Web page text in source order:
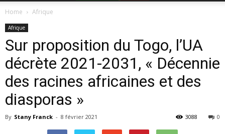
Home Afrique
Afrique
Sur proposition du Togo, l’UA
décrète 2021-2031, « Décennie
des racines africaines et des
diasporas »
By Stany Franck - 8 février 2021 0
3088